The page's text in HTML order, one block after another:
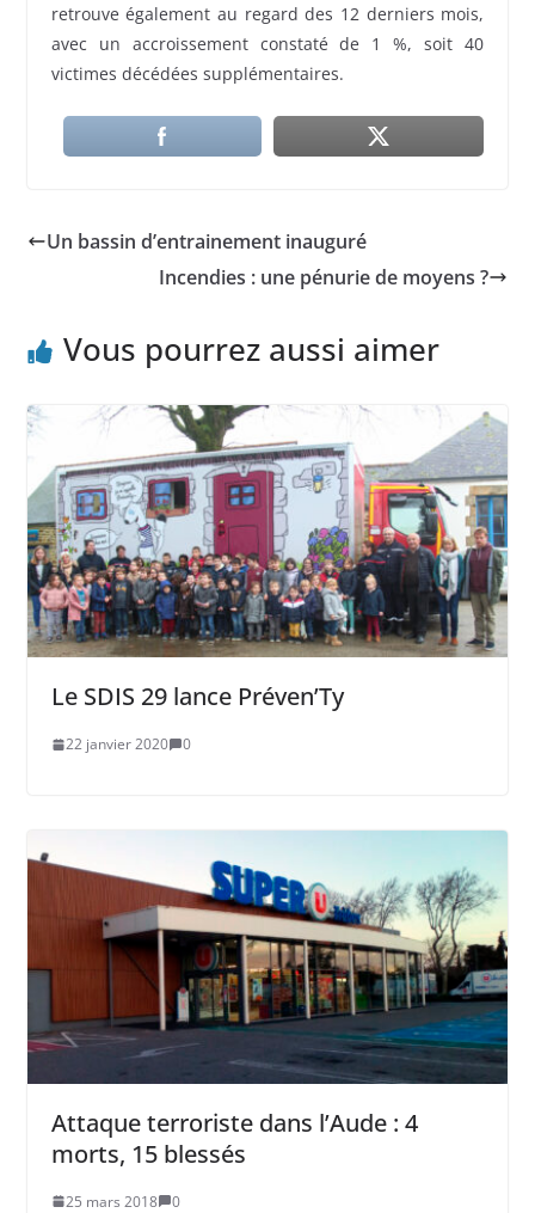
retrouve également au regard des 12 derniers mois,
avec un accroissement constaté de 1 %, soit 40
victimes décédées supplémentaires.
Un bassin d’entrainement inauguré
Incendies : une pénurie de moyens ?
Vous pourrez aussi aimer
Le SDIS 29 lance Préven’Ty
22 janvier 2020 0
Attaque terroriste dans l’Aude : 4
morts, 15 blessés
25 mars 2018 0